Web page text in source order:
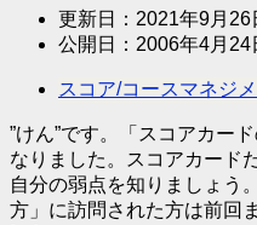
更新日： 2021年9月26
公開日： 2006年4月24
スコア/コースマネジ
”けん”です。「スコアカー
なりました。スコアカード
自分の弱点を知りましょう
方」に訪問された方は前回